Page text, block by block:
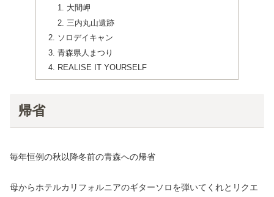
大間岬
三内丸山遺跡
ソロデイキャン
青森県人まつり
REALISE IT YOURSELF
帰省
毎年恒例の秋以降冬前の青森への帰省
母からホテルカリフォルニアのギターソロを弾いてくれとリクエ